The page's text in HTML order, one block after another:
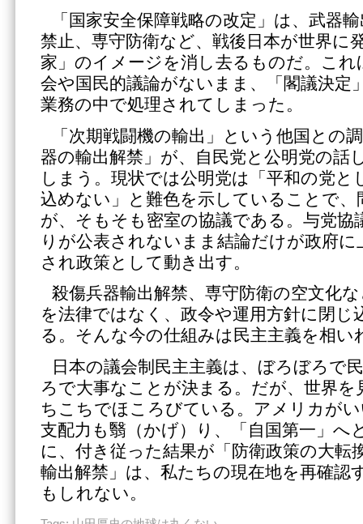
「国家安全保障戦略の改定」は、武器
禁止、専守防衛など、戦後日本が世界に
家」のイメージを消し去るものだ。これ
会や国民的議論がないまま、「閣議決定
業務の中で処理されてしまった。
「次期戦闘機の輸出」という他国との
器の輸出解禁」が、自民党と公明党の話
しまう。現状では公明党は「平和の党と
込めない」と難色を示していることで、
が、そもそも密室の協議である。与党協
りが公表されないまま結論だけが政府に
され政策として動き出す。
殺傷兵器輸出解禁、専守防衛の空文化
を法律ではなく、政令や運用方針に閉じ
る。そんな今の仕組みは民主主義を相い
日本の議会制民主主義は、ぼろぼろで
ろで大事なことが決まる。だが、世界を
ちこちでほころびている。アメリカが
支配力も翳（かげ）り、「自国第一」へ
に、付き従った結果が「防衛政策の大転
輸出解禁」は、私たちの現在地を再確認
もしれない。